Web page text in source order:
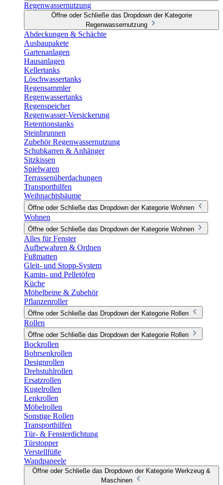
Regenwassernutzung
Öffne oder Schließe das Dropdown der Kategorie
Regenwassernutzung
Abdeckungen & Schächte
Ausbaupakete
Gartenanlagen
Hausanlagen
Kellertanks
Löschwassertanks
Regensammler
Regenwassertanks
Regenspeicher
Regenwasser-Versickerung
Retentionstanks
Steinbrunnen
Zubehör Regenwassernutzung
Schubkarren & Anhänger
Sitzkissen
Spielwaren
Terrassenüberdachungen
Transporthilfen
Weihnachtsbäume
Öffne oder Schließe das Dropdown der Kategorie Wohnen
Wohnen
Öffne oder Schließe das Dropdown der Kategorie Wohnen
Alles für Fenster
Aufbewahren & Ordnen
Fußmatten
Gleit- und Stopp-System
Kamin- und Pelletöfen
Küche
Möbelbeine & Zubehör
Pflanzenroller
Öffne oder Schließe das Dropdown der Kategorie Rollen
Rollen
Öffne oder Schließe das Dropdown der Kategorie Rollen
Bockrollen
Bohrsenkrollen
Designrollen
Drehstuhlrollen
Ersatzrollen
Kugelrollen
Lenkrollen
Möbelrollen
Sonstige Rollen
Transporthilfen
Tür- & Fensterdichtung
Türstopper
Verstellfüße
Wandpaneele
Öffne oder Schließe das Dropdown der Kategorie Werkzeug &
Maschinen